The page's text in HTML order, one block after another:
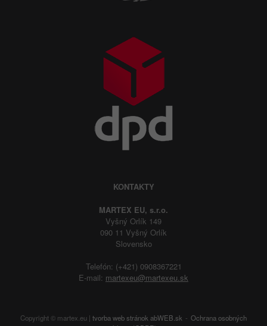
KONTAKTY
MARTEX EU, s.r.o.
Vyšný Orlík 149
090 11 Vyšný Orlík
Slovensko
Telefón: (+421) 0908367221
E-mail: martexeu@martexeu.sk
Copyright © martex.eu | tvorba web stránokabWEB.sk
Ochrana osobných